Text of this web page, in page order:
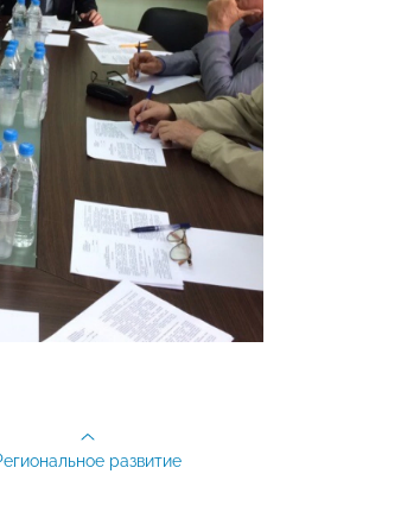
развитие